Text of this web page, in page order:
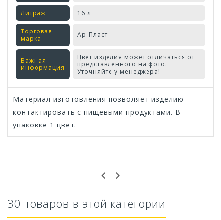
Литраж 16 л
Торговая
марка
Ар-Пласт
Важная
информация
Цвет изделия может отличаться от
представленного на фото.
Уточняйте у менеджера!
Материал изготовления позволяет изделию
контактировать с пищевыми продуктами. В
упаковке 1 цвет.
30 товаров в этой категории